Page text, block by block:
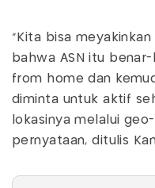
“Kita bisa
bahwa ASN itu
from home dan
diminta untuk aktif
lokasinya melalui
pernyataan, ditulis